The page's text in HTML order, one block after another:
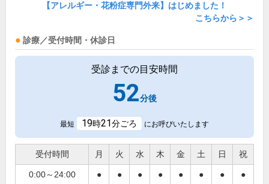
【アレルギー・花粉症専門外来】はじめました！
こちらから＞＞
診療／受付時間・休診日
受診までの目安時間
52分後
最短 19時21分ごろ にお呼びいたします
受付時間 月 火 水 木 金 土 日 祝
0:00～24:00 ● ● ● ● ● ● ● ●